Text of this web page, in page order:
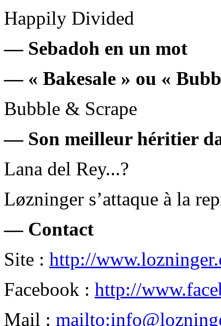
Happily Divided
— Sebadoh en un mot
— « Bakesale » ou «
Bubble & Scrape
— Son meilleur héritier
Lana del Rey...?
Løzninger s’attaque à la
— Contact
Site : http://
Facebook : http://
Mail :